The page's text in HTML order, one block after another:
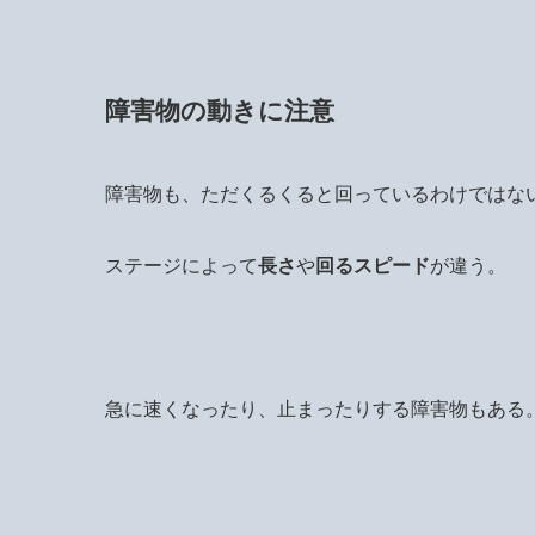
障害物の動きに注意
障害物も、ただくるくると回っているわけではな
ステージによって長さや回るスピードが違う。
急に速くなったり、止まったりする障害物もある